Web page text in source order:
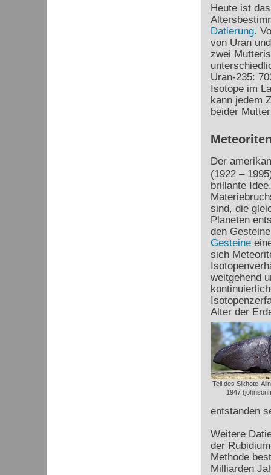
Heute ist
Datierung.
von Uran
zwei
Uran-235:
Isotope im
kann jedem
beider
Der
(1922 –
brillante
sind, die
Planeten
den
Gesteine
sich
weitgehend
Alter der
Teil des Sikhote-
1947
entstanden
Weitere
der
Methode
Milliarden